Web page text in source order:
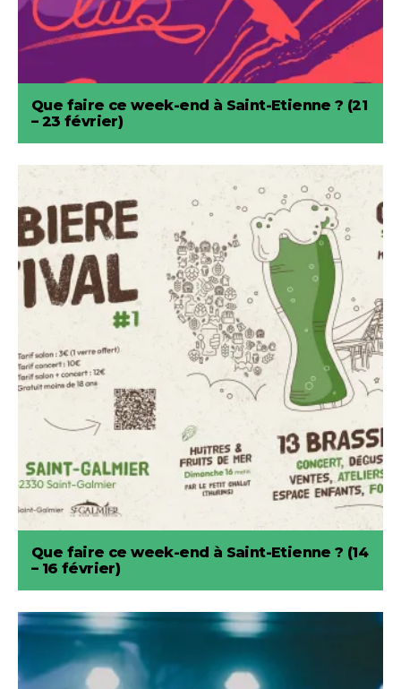
Que faire ce week-end à Saint-Etienne ? (21
– 23 février)
Que faire ce week-end à Saint-Etienne ? (14
– 16 février)